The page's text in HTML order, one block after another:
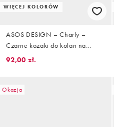
WIĘCEJ KOLORÓW
ASOS DESIGN – Charly –
Czarne kozaki do kolan na
obcasie
92,00 zł.
Okazja